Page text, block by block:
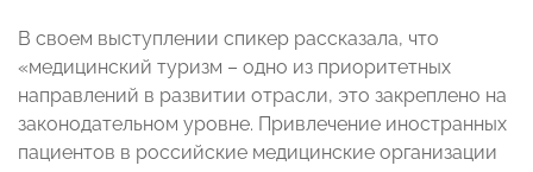
В своем выступлении спикер рассказала, что
«медицинский туризм – одно из приоритетных
направлений в развитии отрасли, это закреплено на
законодательном уровне. Привлечение иностранных
пациентов в российские медицинские организации